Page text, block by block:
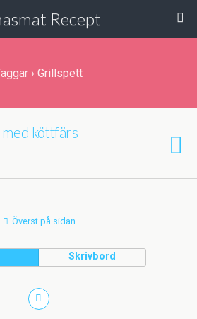
Recept
› Grillspett
köttfärs
Överst på sidan
Skrivbord